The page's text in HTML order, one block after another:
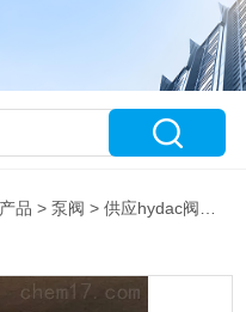
品 >泵阀 > 供应hydac阀门FPU-1-250F2,5G11A3K